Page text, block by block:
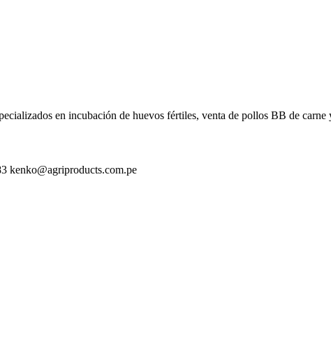
en incubación de huevos fértiles, venta de pollos BB de
kenko@agriproducts.com.pe